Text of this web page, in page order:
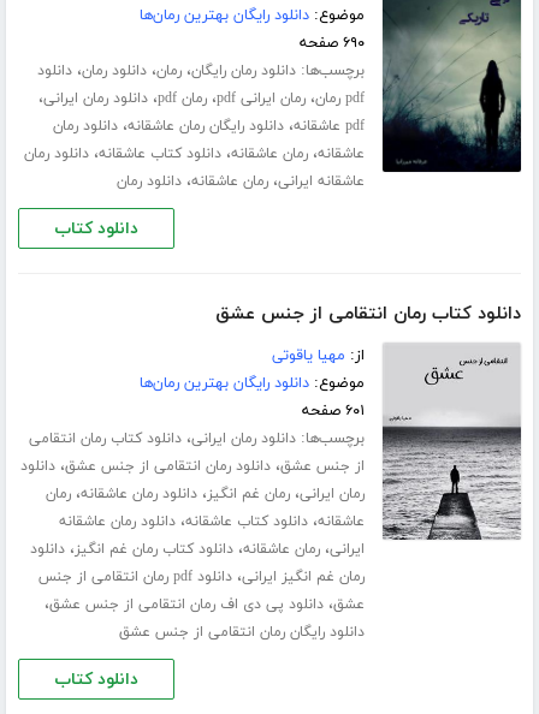
موضوع:دانلود رایگان بهترین رمان‌ها
۶۹۰ صفحه
برچسب‌ها:دانلود رمان رایگان،رمان،دانلود رمان،دانلود
pdf رمان
،رمان ایرانی pdf ،رمان pdf ،دانلود رمان ایرانی،
pdf عاشقانه ،دانلود رایگان رمان عاشقانه،دانلود رمان
عاشقانه،رمان عاشقانه،دانلود کتاب عاشقانه،دانلود رمان
عاشقانه ایرانی،رمان عاشقانه،دانلود رمان
دانلود کتاب
دانلود کتاب رمان انتقامی از جنس عشق
از: مهیا یاقوتی
موضوع:دانلود رایگان بهترین رمان‌ها
۶۰۱ صفحه
برچسب‌ها:دانلود رمان ایرانی،دانلود کتاب رمان انتقامی
از جنس عشق،دانلود رمان انتقامی از جنس عشق،دانلود
رمان ایرانی،رمان غم انگیز،دانلود رمان عاشقانه،رمان
عاشقانه،دانلود کتاب عاشقانه،دانلود رمان عاشقانه
ایرانی،رمان عاشقانه،دانلود کتاب رمان غم انگیز،دانلود
رمان غم انگیز ایرانی،
دانلود pdf رمان انتقامی از جنس
عشق،دانلود پی دی اف رمان انتقامی از جنس عشق،
دانلود رایگان رمان انتقامی از جنس عشق
دانلود کتاب